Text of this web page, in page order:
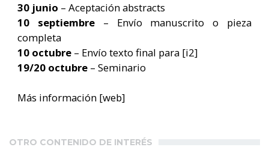
30 junio – Aceptación abstracts
10 septiembre– Envío manuscrito o pieza
completa
10 octubre – Envío texto final para [i2]
19/20 octubre – Seminario
Más información [web]
OTRO CONTENIDO DE INTERÉS